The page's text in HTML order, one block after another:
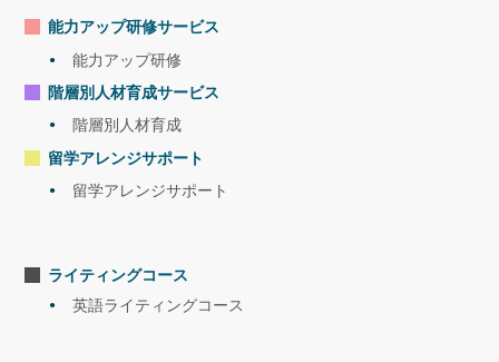
第2弾NOVA×ジェック|無料セミナーを開催します！
<内容>「グローバル人財として必要な３つのマインドのつくり方の
解説セミナー」
能力アップ研修サービス
能力アップ研修
階層別人材育成サービス
階層別人材育成
留学アレンジサポート
留学アレンジサポート
ライティングコース
英語ライティングコース